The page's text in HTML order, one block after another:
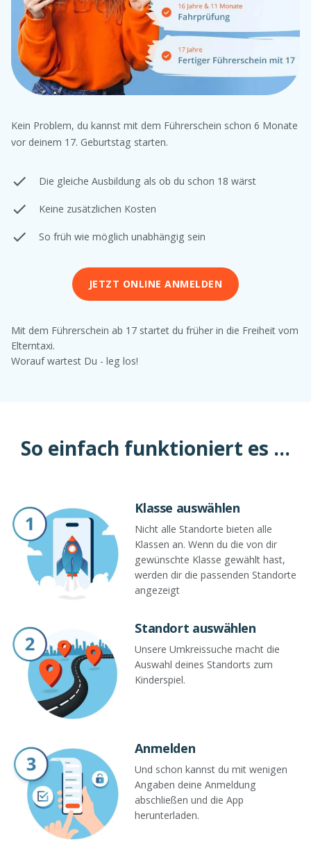
Kein Problem, du kannst mit dem Führerschein schon 6 Monate
vor deinem 17. Geburtstag starten.
Die gleiche Ausbildung als ob du schon 18 wärst
Keine zusätzlichen Kosten
So früh wie möglich unabhängig sein
JETZT ONLINE ANMELDEN
Mit dem Führerschein ab 17 startet du früher in die Freiheit vom
Elterntaxi.
Worauf wartest Du - leg los!
So einfach funktioniert es ...
Klasse auswählen
Nicht alle Standorte bieten alle
Klassen an. Wenn du die von dir
gewünschte Klasse gewählt hast,
werden dir die passenden Standorte
angezeigt
Standort auswählen
Unsere Umkreissuche macht die
Auswahl deines Standorts zum
Kinderspiel.
Anmelden
Und schon kannst du mit wenigen
Angaben deine Anmeldung
abschließen und die App
herunterladen.